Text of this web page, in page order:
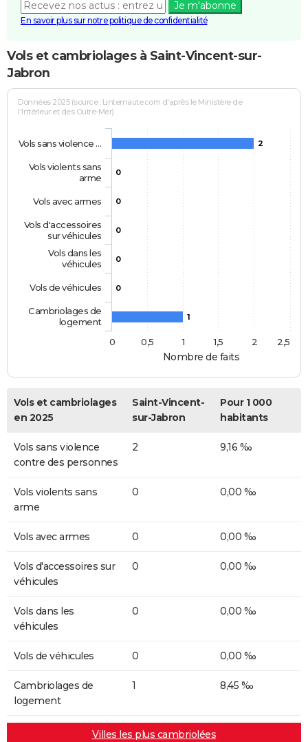
Je m'abonne
En savoir plus sur notre politique de confidentialité
Vols et cambriolages à Saint-Vincent-sur-
Jabron
Nombre de faits
Données 2025 (source : Linternaute.com d'après le Ministère de
l'Intérieur et des Outre-Mer)
2
0
0
0
0
0
1
Vols sans violence …
Vols violents sans
arme
Vols avec armes
Vols d'accessoires
sur véhicules
Vols dans les
véhicules
Vols de véhicules
Cambriolages de
logement
0
0,5 1 1,5 2 2,5
Vols et cambriolages
en 2025
Saint-Vincent-
sur-Jabron
Pour 1 000
habitants
Vols sans violence
contre des personnes
2 9,16 ‰
Vols violents sans
arme
0 0,00 ‰
Vols avec armes 0 0,00 ‰
Vols d'accessoires sur
véhicules
0 0,00 ‰
Vols dans les
véhicules
0 0,00 ‰
Vols de véhicules 0 0,00 ‰
Cambriolages de
logement
1 8,45 ‰
Villes les plus cambriolées